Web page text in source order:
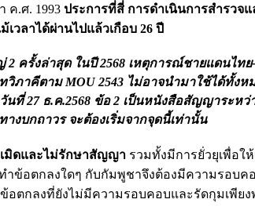
.ศ. 1993 ประการที่สี่ การดำเนินการสำรวจ
วลาได้ผ่านไปแล้วเกือบ 26 ปี
ครั้งล่าสุด ในปี 2568 เหตุการณ์ชายแดนไท
ภาคีตาม MOU 2543 ไม่อาจนำมาใช้ได้ทั้ง
วันที่ 27 ธ.ค.2568 ข้อ 2 เป็นหนังสือสัญญาระ
างบกถาวร จะต้องเริ่มจากจุดนี้เท่านั้น
มิดและไม่รักษาสัญญา รวมทั้งมีการยั่วยุเพื่อใ
ำข้อตกลงใดๆ กับกัมพูชาจึงต้องมีความรอบ
ข้อตกลงที่ยังไม่มีความรอบคอบและรัดกุมเพี